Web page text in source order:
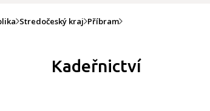
Stredočeský kraj Příbram
Kadeřnictví